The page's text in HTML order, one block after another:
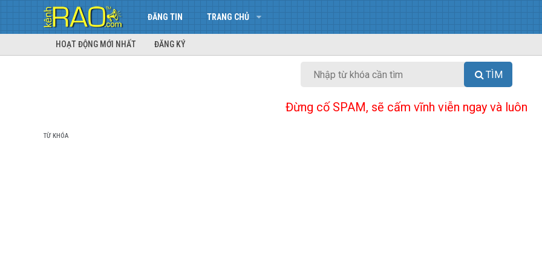
ĐĂNG TIN TRANG CHỦ
HOẠT ĐỘNG MỚI NHẤT ĐĂNG KÝ
TÌM
Đừng cố SPAM, sẽ cấm vĩnh viễn ngay và luôn
TỪ KHÓA